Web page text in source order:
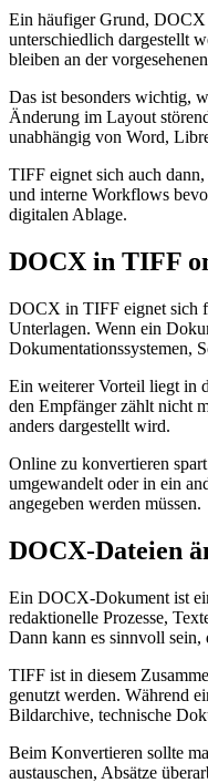
Ein häufiger Grund, DOCX
unterschiedlich dargestellt
bleiben an der
Das ist besonders wichtig,
Änderung im Layout
unabhängig von Word,
TIFF eignet sich auch
und interne Workflows
digitalen Ablage.
DOCX in TIFF
DOCX in TIFF eignet sich
Unterlagen. Wenn ein
Dokumentationssystemen,
Ein weiterer Vorteil liegt in
den Empfänger zählt nicht
anders dargestellt wird.
Online zu konvertieren
umgewandelt oder in ein
angegeben werden müssen.
DOCX-Dateien
Ein DOCX-Dokument ist
redaktionelle Prozesse,
Dann kann es sinnvoll
TIFF ist in diesem
genutzt werden. Während
Bildarchive, technische
Beim Konvertieren sollte
austauschen, Absätze